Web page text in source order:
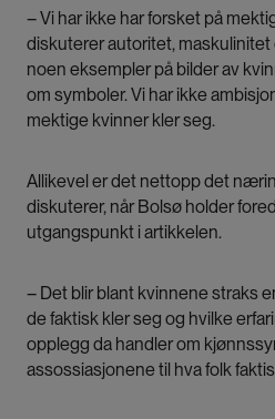
– Vi har ikke har forsket på
diskuterer autoritet,
noen eksempler på bilder av
om symboler. Vi har ikke
mektige kvinner kler seg.
Allikevel er det nettopp det
diskuterer, når Bolsø holder
utgangspunkt i artikkelen.
– Det blir blant kvinnene straks
de faktisk kler seg og hvilke
opplegg da handler om
assossiasjonene til hva folk